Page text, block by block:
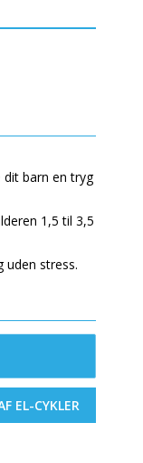
barn en tryg
1,5 til 3,5
stress.
EL-CYKLER